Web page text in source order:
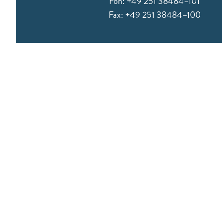
Fax: +49 251 38484–100